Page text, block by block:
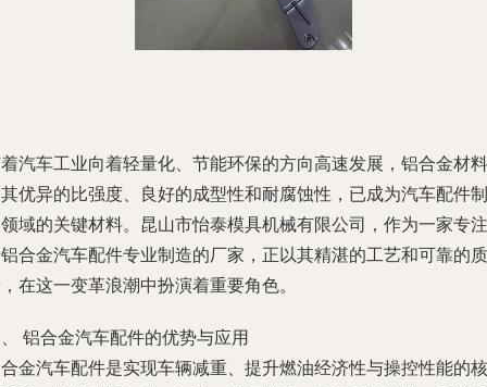
汽车工业向着轻量化、节能环保的方向高速发展，铝合金材料
优异的比强度、良好的成型性和耐腐蚀性，已成为汽车配件制
域的关键材料。昆山市怡泰模具机械有限公司，作为一家专注
合金汽车配件专业制造的厂家，正以其精湛的工艺和可靠的质
在这一变革浪潮中扮演着重要角色。
铝合金汽车配件的优势与应用
金汽车配件是实现车辆减重、提升燃油经济性与操控性能的核